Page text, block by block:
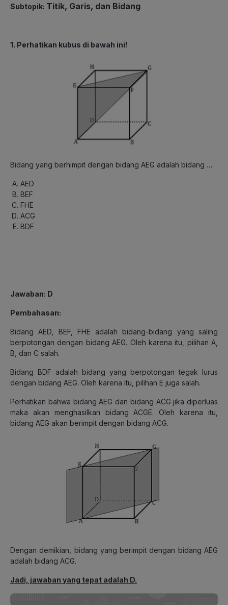
Subtopik: Titik, Garis, dan Bidang
1. Perhatikan kubus di bawah ini!
Bidang yang berhimpit dengan bidang AEG adalah bidang ….
AED
BEF
FHE
ACG
BDF
Jawaban: D
Pembahasan:
Bidang AED, BEF, FHE adalah bidang-bidang yang saling
berpotongan dengan bidang AEG. Oleh karena itu, pilihan A,
B, dan C salah.
Bidang BDF adalah bidang yang berpotongan tegak lurus
dengan bidang AEG. Oleh karena itu, pilihan E juga salah.
Perhatikan bahwa bidang AEG dan bidang ACG jika diperluas
maka akan menghasilkan bidang ACGE. Oleh karena itu,
bidang AEG akan berimpit dengan bidang ACG.
Dengan demikian, bidang yang berimpit dengan bidang AEG
adalah bidang ACG.
Jadi, jawaban yang tepat adalah D.